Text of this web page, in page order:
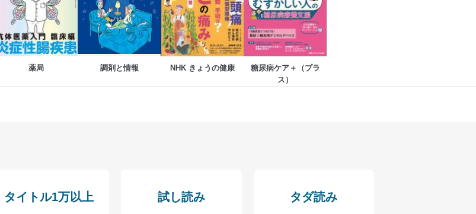
しています。
ティングシステムを最新の状態に保持しています。
ティ対策ソフトウェア等を導入し、自動更新 機能等の活用により、これを最新状態
薬局 調剤と情報 NHK きょうの健康
糖尿病ケア＋（プラ
ス）
タイトル1万以上 試し読み タダ読み